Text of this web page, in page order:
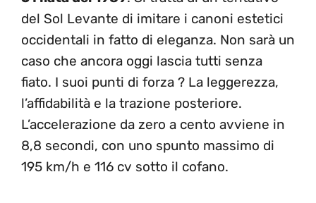
del Sol Levante di imitare i canoni estetici
occidentali in fatto di eleganza. Non sarà un
caso che ancora oggi lascia tutti senza
fiato. I suoi punti di forza ? La leggerezza,
l’affidabilità e la trazione posteriore.
L’accelerazione da zero a cento avviene in
8,8 secondi, con uno spunto massimo di
195 km/h e 116 cv sotto il cofano.